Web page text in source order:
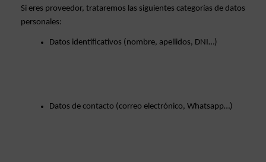
Si eres proveedor, trataremos las siguientes categorías de datos
personales:
Datos identificativos (nombre, apellidos, DNI…)
Datos de contacto (correo electrónico, Whatsapp…)